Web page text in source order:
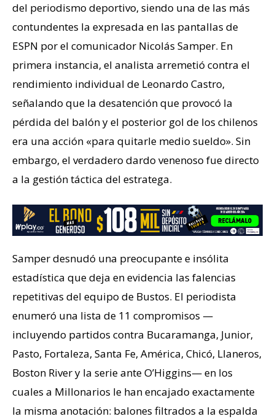
del periodismo deportivo, siendo una de las más
contundentes la expresada en las pantallas de
ESPN por el comunicador Nicolás Samper. En
primera instancia, el analista arremetió contra el
rendimiento individual de Leonardo Castro,
señalando que la desatención que provocó la
pérdida del balón y el posterior gol de los chilenos
era una acción «para quitarle medio sueldo». Sin
embargo, el verdadero dardo venenoso fue directo
a la gestión táctica del estratega.
Samper desnudó una preocupante e insólita
estadística que deja en evidencia las falencias
repetitivas del equipo de Bustos. El periodista
enumeró una lista de 11 compromisos —
incluyendo partidos contra Bucaramanga, Junior,
Pasto, Fortaleza, Santa Fe, América, Chicó, Llaneros,
Boston River y la serie ante O’Higgins— en los
cuales a Millonarios le han encajado exactamente
la misma anotación: balones filtrados a la espalda